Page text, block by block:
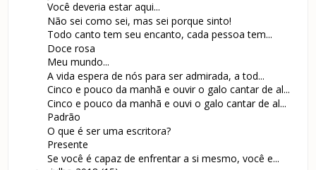
Você deveria estar aqui...
Não sei como sei, mas sei porque sinto!
Todo canto tem seu encanto, cada pessoa tem...
Doce rosa
Meu mundo...
A vida espera de nós para ser admirada, a tod...
Cinco e pouco da manhã e ouvir o galo cantar de al...
Cinco e pouco da manhã e ouvi o galo cantar de al...
Padrão
O que é ser uma escritora?
Presente
Se você é capaz de enfrentar a si mesmo, você e...